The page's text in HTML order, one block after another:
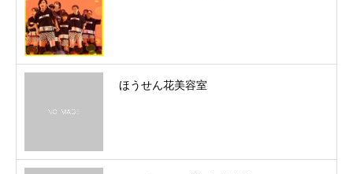
ほうせん花美容室